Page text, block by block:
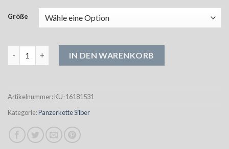
Größe
IN DEN WARENKORB
Artikelnummer:KU-16181531
Kategorie:Panzerkette Silber